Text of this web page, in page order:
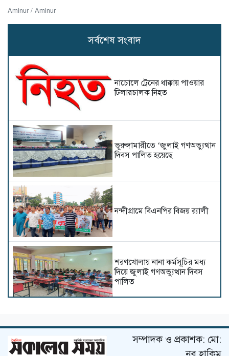
Aminur / Aminur
সর্বশেষ সংবাদ
নাচোলে ট্রেনের ধাক্কায় পাওয়ার
টিলারচালক নিহত
ভূরুঙ্গামারীতে ‘জুলাই গণঅভ্যুত্থান
দিবস পালিত হয়েছে
নন্দীগ্রামে বিএনপির বিজয় র‌্যালী
শরণখোলায় নানা কর্মসূচির মধ্য
দিয়ে জুলাই গণঅভ্যুত্থান দিবস
পালিত
গণঅভ্যুত্থান দিবস উপলক্ষে
বিএনপির র‍্যালি ও আলোচনা সভা
সম্পাদক ও প্রকাশক: মো: